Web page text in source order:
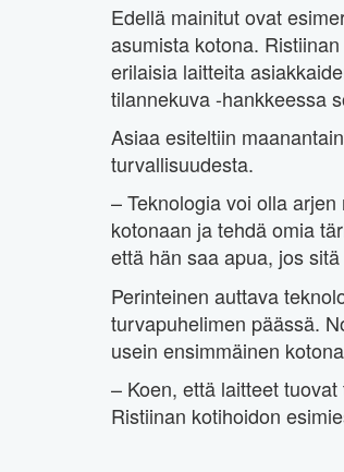
Edellä mainitut ovat
asumista kotona.
erilaisia laitteita
tilannekuva -hankkeessa
Asiaa esiteltiin
turvallisuudesta.
– Teknologia voi olla
kotonaan ja tehdä omia
että hän saa apua, jos
Perinteinen auttava
turvapuhelimen päässä.
usein ensimmäinen
– Koen, että laitteet
Ristiinan kotihoidon